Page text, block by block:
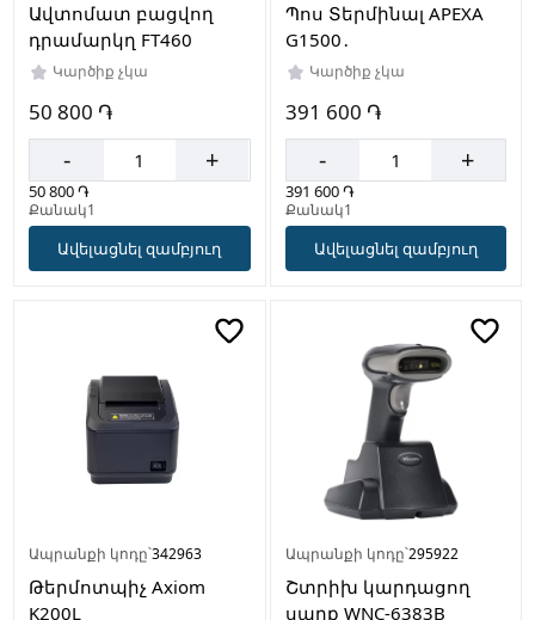
Ավտոմատ բացվող
դրամարկղ FT460
Կարծիք չկա
50 800 ֏
- +
50 800 ֏
Քանակ1
Ավելացնել զամբյուղ
Պոս Տերմինալ APEXA
G1500․
Կարծիք չկա
391 600 ֏
- +
391 600 ֏
Քանակ1
Ավելացնել զամբյուղ
Ապրանքի կոդը՝342963
Թերմոտպիչ Axiom
K200L
Ապրանքի կոդը՝295922
Շտրիխ կարդացող
սարք WNC-6383B